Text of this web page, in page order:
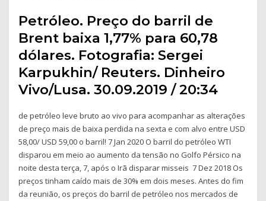
Petróleo. Preço do barril de
Brent baixa 1,77% para 60,78
dólares. Fotografia: Sergei
Karpukhin/ Reuters. Dinheiro
Vivo/Lusa. 30.09.2019 / 20:34
de petróleo leve bruto ao vivo para acompanhar as alterações
de preço mais de baixa perdida na sexta e com alvo entre USD
58,00/ USD 59,00 o barril! 7 Jan 2020 O barril do petróleo WTI
disparou em meio ao aumento da tensão no Golfo Pérsico na
noite desta terça, 7, após o Irã disparar misseis 7 Dez 2018 Os
preços tinham caído mais de 30% em dois meses. Antes do fim
da reunião, os preços do barril de petróleo nos mercados de